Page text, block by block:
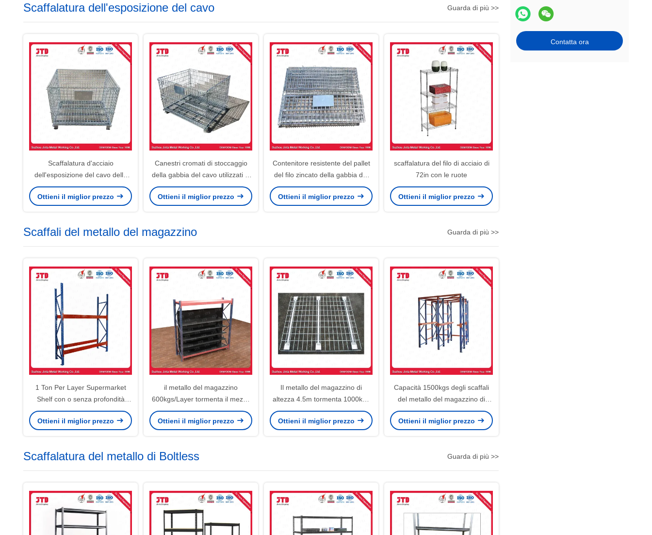
Contatta ora
Scaffalatura dell'esposizione del cavo Guarda di più >>
Scaffalatura d'acciaio
dell'esposizione del cavo della
gabbia del cavo di stoccaggio
Q195
Ottieni il miglior prezzo
Canestri cromati di stoccaggio
della gabbia del cavo utilizzati in
supermercato ed in magazzino
Ottieni il miglior prezzo
Contenitore resistente del pallet
del filo zincato della gabbia del
cavo senza ruote
Ottieni il miglior prezzo
scaffalatura del filo di acciaio di
72in con le ruote
Ottieni il miglior prezzo
Scaffali del metallo del magazzino Guarda di più >>
1 Ton Per Layer Supermarket
Shelf con o senza profondità
d'acciaio 1200MM degli scaffali
Ottieni il miglior prezzo
il metallo del magazzino
600kgs/Layer tormenta il mezzo
di altezza di 4.5m resistente
Ottieni il miglior prezzo
Il metallo del magazzino di
altezza 4.5m tormenta 1000kgs
per strato per il supermercato
Ottieni il miglior prezzo
Capacità 1500kgs degli scaffali
del metallo del magazzino di
altezza 5m per strato resistente
Ottieni il miglior prezzo
Scaffalatura del metallo di Boltless Guarda di più >>